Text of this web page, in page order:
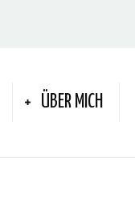
ÜBER MICH